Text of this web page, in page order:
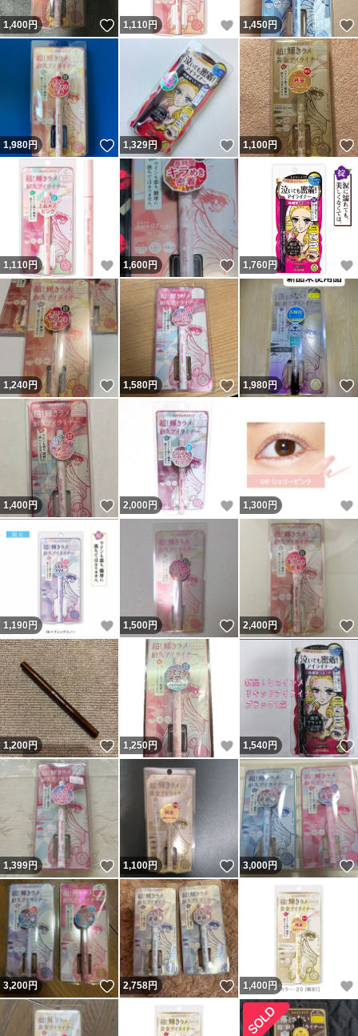
1,400円 いいね！
1,110 円 いいね！
1,450円
1,980円 いいね！
1,329円 いいね！
1,100円
1,110円 いいね！
1,600円 いいね！
1,760 円
1,240円 いいね！
1,580円 いいね！
1,980円
1,400円 いいね！
2,000 円 いいね！
1,300 円
1,190 円 いいね！
1,500円 いいね！
2,400円
1,200円 いいね！
1,250円 いいね！
1,540円
1,399円 いいね！
1,100円 いいね！
3,000円
3,200円 いいね！
2,758円 いいね！
1,400 円